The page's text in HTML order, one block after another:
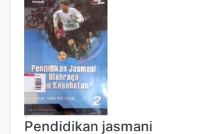
Pendidikan jasmani